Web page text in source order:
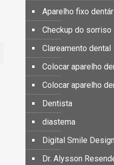
Aparelho fixo
Checkup do sorriso
Clareamento dental
Colocar aparelho
Colocar aparelho
Dentista
diastema
Digital Smile Design
Dr. Alysson